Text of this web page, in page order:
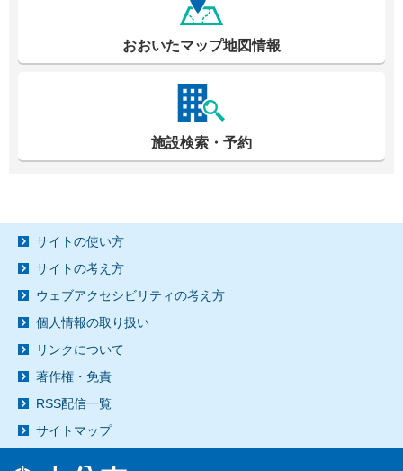
おおいたマップ地図情報
施設検索・予約
サイトの使い方
サイトの考え方
ウェブアクセシビリティの考え方
個人情報の取り扱い
リンクについて
著作権・免責
RSS配信一覧
サイトマップ